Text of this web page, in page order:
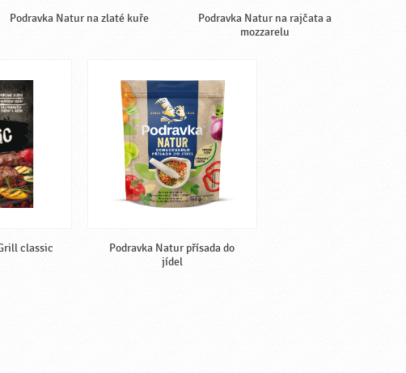
Podravka Natur na zlaté kuře
Podravka Natur na rajčata a
mozzarelu
classic
Podravka Natur přísada do
jídel